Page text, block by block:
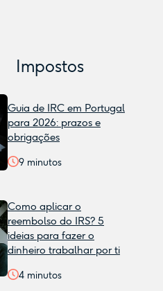
Impostos
Guia de IRC em Portugal
para 2026: prazos e
obrigações
9 minutos
Como aplicar o
reembolso do IRS? 5
ideias para fazer o
dinheiro trabalhar por ti
4 minutos